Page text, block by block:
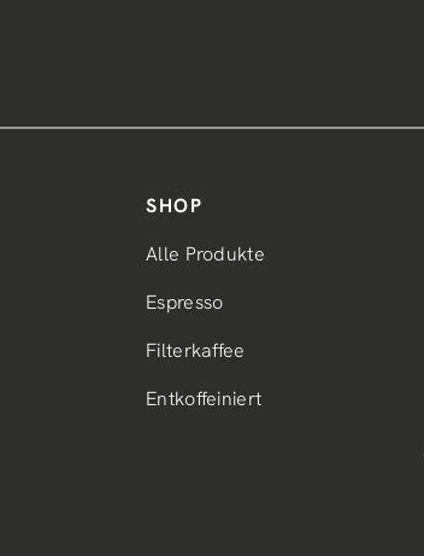
SHOP
Alle Produkte
Espresso
Filterkaffee
Entkoffeiniert